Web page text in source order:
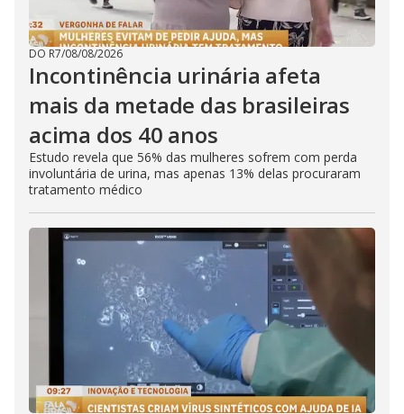
DO R7/08/08/2026
Incontinência urinária afeta
mais da metade das brasileiras
acima dos 40 anos
Estudo revela que 56% das mulheres sofrem com perda
involuntária de urina, mas apenas 13% delas procuraram
tratamento médico